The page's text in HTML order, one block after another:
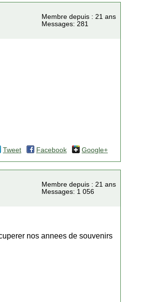
Membre depuis : 21 ans
Messages: 281
Tweet Facebook Google+
Membre depuis : 21 ans
Messages: 1 056
nos annees de souvenirs